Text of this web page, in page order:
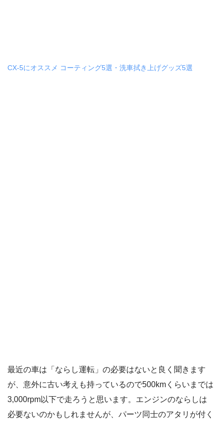
CX-5にオススメ コーティング5選・洗車拭き上げグッズ5選
最近の車は「ならし運転」の必要はないと良く聞きます
が、意外に古い考えも持っているので500kmくらいまでは
3,000rpm以下で走ろうと思います。エンジンのならしは
必要ないのかもしれませんが、パーツ同士のアタリが付く